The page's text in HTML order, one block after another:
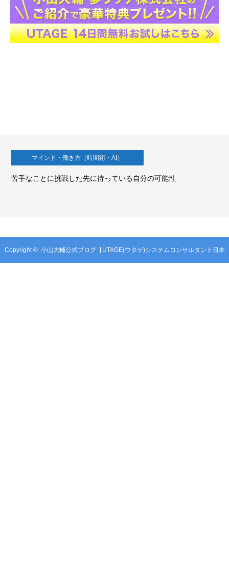
マインド・働き方（時間術・AI）
苦手なことに挑戦した先に待っている自分の可能性
Copyright © 小山大輔公式ブログ【UTAGE(ウタゲ)システムコンサルタント日本